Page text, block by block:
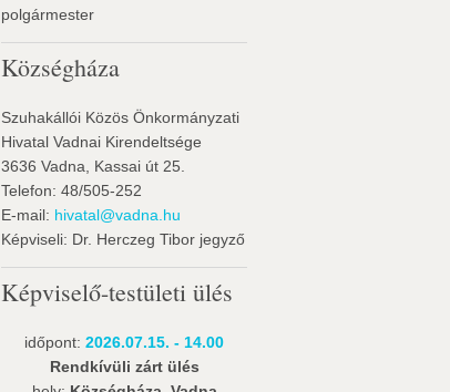
polgármester
Községháza
Szuhakállói Közös Önkormányzati
Hivatal Vadnai Kirendeltsége
3636 Vadna, Kassai út 25.
Telefon: 48/505-252
E-mail: hivatal@vadna.hu
Képviseli: Dr. Herczeg Tibor jegyző
Képviselő-testületi ülés
időpont: 2026.07.15. - 14.00
Rendkívüli zárt ülés